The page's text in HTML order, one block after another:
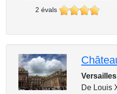
2 évals
Versailles
De Louis